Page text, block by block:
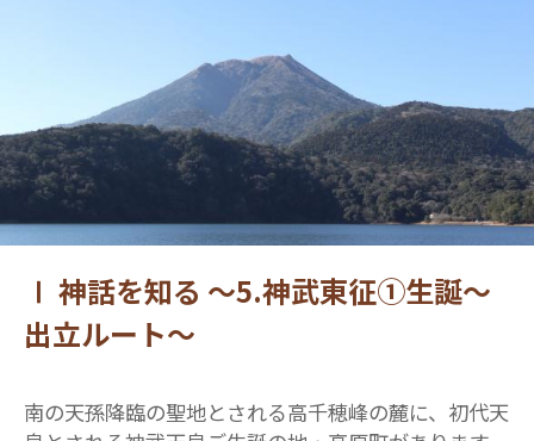
Ⅰ 神話を知る ～5.神武東征①生誕～
出立ルート～
南の天孫降臨の聖地とされる高千穂峰の麓に、初代天